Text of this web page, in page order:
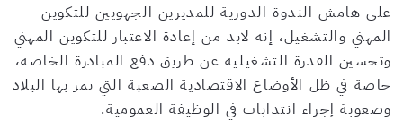
على هامش الندوة الدورية للمديرين الجهويين للتكوين
المهني والتشغيل، إنه لابد من إعادة الاعتبار للتكوين المهني
وتحسين القدرة التشغيلية عن طريق دفع المبادرة الخاصة،
خاصة في ظل الأوضاع الاقتصادية الصعبة التي تمر بها البلاد
وصعوبة إجراء انتدابات في الوظيفة العمومية.